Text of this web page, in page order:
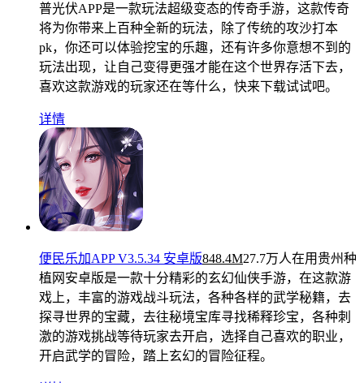
普光伏APP是一款玩法超级变态的传奇手游，这款传奇
将为你带来上百种全新的玩法，除了传统的攻沙打本
pk，你还可以体验挖宝的乐趣，还有许多你意想不到的
玩法出现，让自己变得更强才能在这个世界存活下去，
喜欢这款游戏的玩家还在等什么，快来下载试试吧。
详情
便民乐加APP V3.5.34 安卓版848.4M27.7万人在用贵州种
植网安卓版是一款十分精彩的玄幻仙侠手游，在这款游
戏上，丰富的游戏战斗玩法，各种各样的武学秘籍，去
探寻世界的宝藏，去往秘境宝库寻找稀释珍宝，各种刺
激的游戏挑战等待玩家去开启，选择自己喜欢的职业，
开启武学的冒险，踏上玄幻的冒险征程。